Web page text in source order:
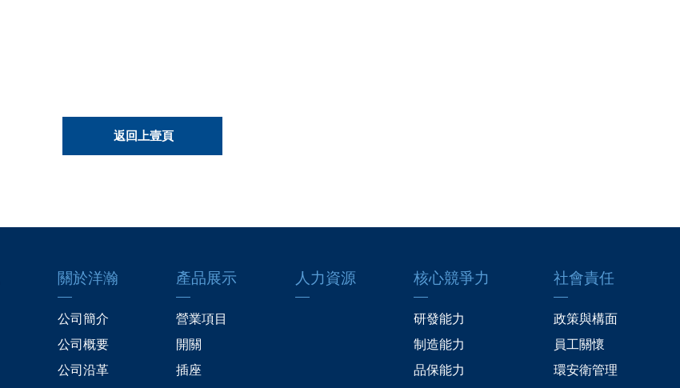
返回上壹頁
關於洋瀚
公司簡介
公司概要
公司沿革
產品展示
營業項目
開關
插座
人力資源 核心競爭力
研發能力
制造能力
品保能力
社會責任
政策與構面
員工關懷
環安衛管理